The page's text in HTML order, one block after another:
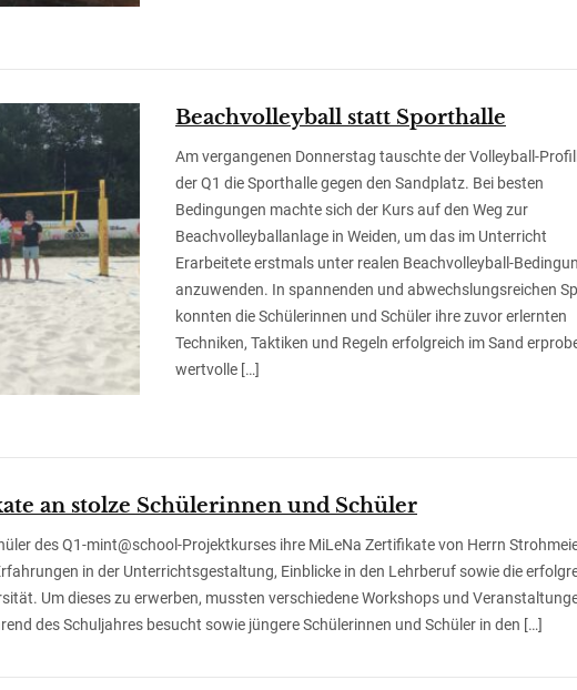
Beachvolleyball statt Sporthalle
Am vergangenen Donnerstag tauschte der Volleyball-
der Q1 die Sporthalle gegen den Sandplatz. Bei besten
Bedingungen machte sich der Kurs auf den Weg zur
Beachvolleyballanlage in Weiden, um das im Unterricht
Erarbeitete erstmals unter realen Beachvolleyball-
anzuwenden. In spannenden und abwechslungsreichen
konnten die Schülerinnen und Schüler ihre zuvor erlernten
Techniken, Taktiken und Regeln erfolgreich im Sand
wertvolle […]
an stolze Schülerinnen und Schüler
des Q1-mint@school-Projektkurses ihre MiLeNa Zertifikate von Herrn
in der Unterrichtsgestaltung, Einblicke in den Lehrberuf sowie die
Um dieses zu erwerben, mussten verschiedene Workshops und
des Schuljahres besucht sowie jüngere Schülerinnen und Schüler in den […]